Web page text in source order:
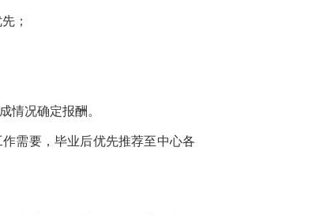
；
情况确定报酬。
需要，毕业后优先推荐至中心各